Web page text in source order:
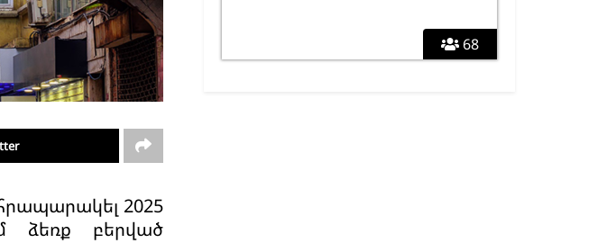
2025
ձեռք բերված
68